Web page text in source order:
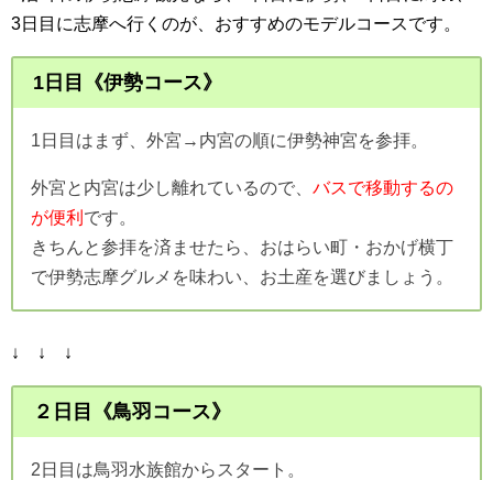
3日目に志摩へ行くのが、おすすめのモデルコースです。
1日目《伊勢コース》
1日目はまず、外宮→内宮の順に伊勢神宮を参拝。
外宮と内宮は少し離れているので、 バスで移動するの
が便利 です。
きちんと参拝を済ませたら、おはらい町・おかげ横丁
で伊勢志摩グルメを味わい、お土産を選びましょう。
↓ ↓ ↓
２日目《鳥羽コース》
2日目は鳥羽水族館からスタート。